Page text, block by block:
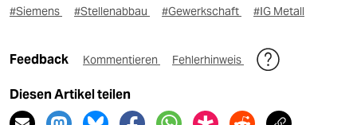
#Siemens #Stellenabbau #Gewerkschaft #IG Metall
Feedback Kommentieren Fehlerhinweis
Diesen Artikel teilen